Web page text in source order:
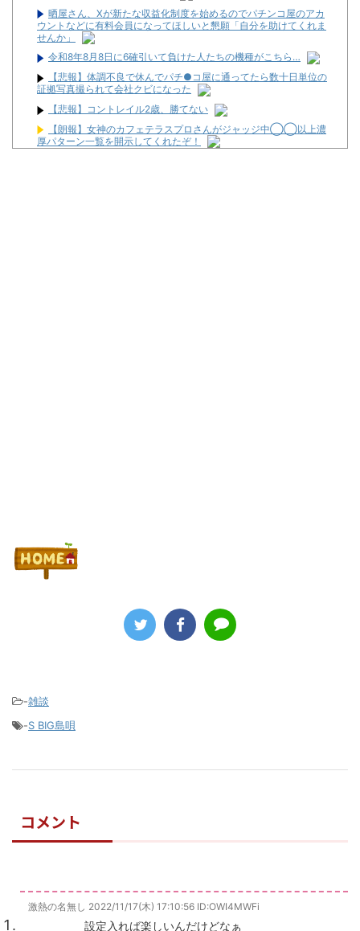
晒屋さん、Xが新たな収益化制度を始めるのでパチンコ屋のアカ
ウントなどに有料会員になってほしいと懇願「自分を助けてくれま
せんか」
令和8年8月8日に6確引いて負けた人たちの機種がこちら…
【悲報】体調不良で休んでパチ●コ屋に通ってたら数十日単位の
証拠写真撮られて会社クビになった
【悲報】コントレイル2歳、勝てない
【朗報】女神のカフェテラスプロさんがジャッジ中◯◯以上濃
厚パターン一覧を開示してくれたぞ！
-雑談
-S BIG島唄
コメント
激熱の名無し 2022/11/17(木) 17:10:56 ID:OWI4MWFi
設定入れば楽しいんだけどなぁ